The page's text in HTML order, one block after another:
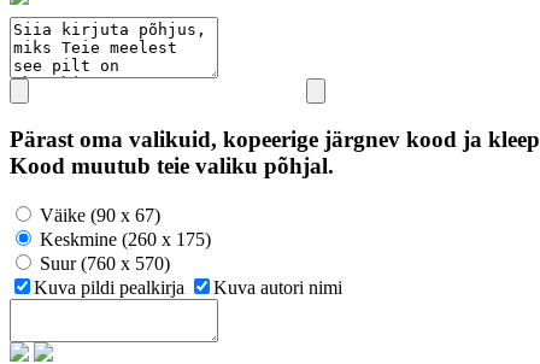
Pärast oma valikuid, kopeerige järgnev kood ja
Kood muutub teie valiku põhjal.
Väike (90 x 67)
Keskmine (260 x 175)
Suur (760 x 570)
Kuva pildi pealkirja
Kuva autori nimi